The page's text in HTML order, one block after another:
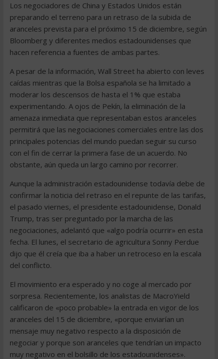
Los negociadores de China y Estados Unidos están
preparando el terreno para un retraso de la subida de
aranceles prevista para el próximo 15 de diciembre, según
Bloomberg y diferentes medios estadounidenses que
hacen referencia a fuentes de ambas partes.
A pesar de la información, Wall Street ha abierto con leves
caídas mientras que la Bolsa española se ha limitado a
moderar los descensos de hasta el 1% que estaba
experimentando. A ojos de Pekín, la eliminación de la
amenaza inmediata que representaban estos aranceles
permitirá que las negociaciones comerciales entre las dos
principales potencias del mundo puedan seguir su curso
con el fin de cerrar la primera fase de un acuerdo. No
obstante, aún queda un largo camino por recorrer.
Aunque la administración estadounidense todavía debe de
confirmar la noticia del retraso en el repunte de las tarifas,
el pasado viernes, el presidente estadounidense, Donald
Trump, tras ser preguntado por la marcha de las
negociaciones, adelantó que «algo podría ocurrir» en esta
fecha. El lunes, el secretario de agricultura Sonny Perdue
dijo que él creía que iba a haber un retroceso en la escala
del conflicto.
El movimiento era esperado y no coge al mercado por
sorpresa. Recientemente, los analistas de MacroYield
calificaron de «poco probable» la entrada en vigor de los
aranceles del 15 de diciembre, «porque enviarían un
mensaje muy negativo respecto a la disposición de
negociar y porque son aranceles que tendrían un impacto
muy negativo en el bolsillo de los estadounidenses».